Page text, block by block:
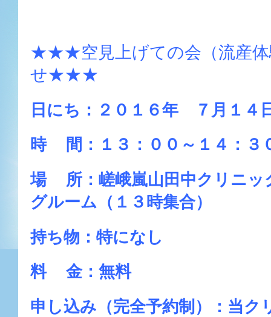
★★★空見上げての会（流産体
せ★★★
日にち：２０１６年 ７月１４
時 間：１３：００～１４：３
場 所：嵯峨嵐山田中クリニ
グルーム（１３時集合）
持ち物：特になし
料 金：無料
申し込み（完全予約制）：当ク